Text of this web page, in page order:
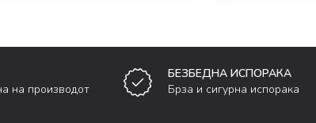
на производот
БЕЗБЕДНА ИСПОРАКА
Брза и сигурна испорака